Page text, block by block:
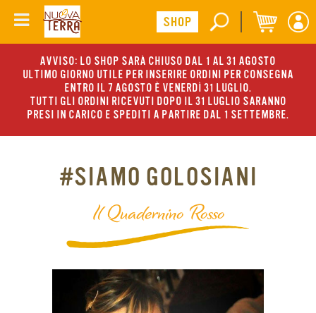
AVVISO: LO SHOP SARÀ CHIUSO DAL 1 AL 31 AGOSTO
ULTIMO GIORNO UTILE PER INSERIRE ORDINI PER CONSEGNA
ENTRO IL 7 AGOSTO È VENERDÌ 31 LUGLIO.
TUTTI GLI ORDINI RICEVUTI DOPO IL 31 LUGLIO SARANNO
PRESI IN CARICO E SPEDITI A PARTIRE DAL 1 SETTEMBRE.
#SIAMO GOLOSIANI
Il Quadernino Rosso